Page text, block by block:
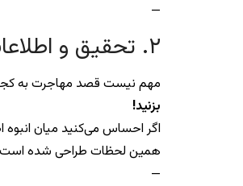
—
۲. تحقیق و اطلاعات؛ اسب برنده شما!
مهم نیست قصد مهاجرت به کجا
بزنید!
اگر احساس می‌کنید میان انبوه
همین لحظات طراحی شده
—